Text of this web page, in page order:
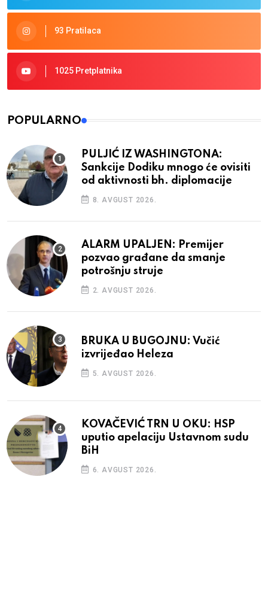
93 Pratilaca
1025 Pretplatnika
POPULARNO
PULJIĆ IZ WASHINGTONA:
Sankcije Dodiku mnogo će ovisiti
od aktivnosti bh. diplomacije
8. AVGUST 2026.
ALARM UPALJEN: Premijer
pozvao građane da smanje
potrošnju struje
2. AVGUST 2026.
BRUKA U BUGOJNU: Vučić
izvrijeđao Heleza
5. AVGUST 2026.
KOVAČEVIĆ TRN U OKU: HSP
uputio apelaciju Ustavnom sudu
BiH
6. AVGUST 2026.